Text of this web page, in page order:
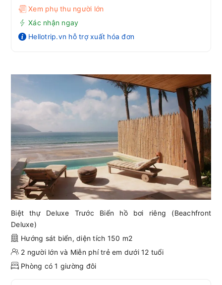
Xem phụ thu người lớn
Xác nhận ngay
Hellotrip.vn hỗ trợ xuất hóa đơn
Biệt thự Deluxe Trước Biển hồ bơi riêng (Beachfront
Deluxe)
Hướng sát biển, diện tích 150 m2
2 người lớn và Miễn phí trẻ em dưới 12 tuổi
Phòng có 1 giường đôi